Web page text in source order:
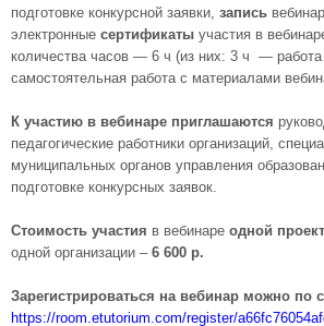
подготовке конкурсной заявки, запись
электронные сертификаты участия в
количества часов — 6 ч (из них: 3 ч —
самостоятельная работа с материалами
К участию в вебинаре приглашаются
педагогические работники организаций,
муниципальных органов управления
подготовке конкурсных заявок.
Стоимость участия в вебинаре одной
одной организации – 6 600 р.
Зарегистрироваться на вебинар можно по
https://room.etutorium.com/register/